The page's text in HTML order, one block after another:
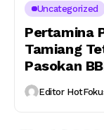
Uncategorized
Pertamina
Tamiang
Pasokan
Editor